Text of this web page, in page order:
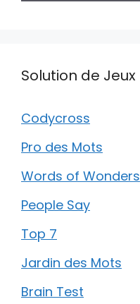
Solution de Jeux
Codycross
Pro des Mots
Words of Wonders
People Say
Top 7
Jardin des Mots
Brain Test